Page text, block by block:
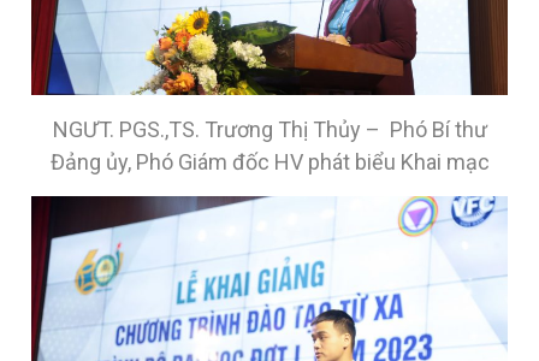
NGƯT. PGS.,TS. Trương Thị Thủy – Phó Bí thư
Đảng ủy, Phó Giám đốc HV phát biểu Khai mạc